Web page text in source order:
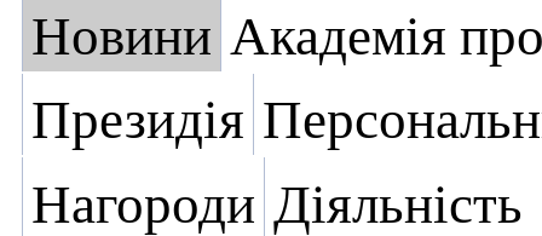
Новини Академія
Президія
Нагороди Діяльність